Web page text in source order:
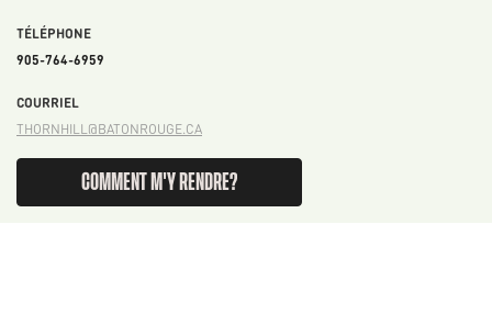
TÉLÉPHONE
905-764-6959
COURRIEL
THORNHILL@BATONROUGE.CA
COMMENT M'Y RENDRE?